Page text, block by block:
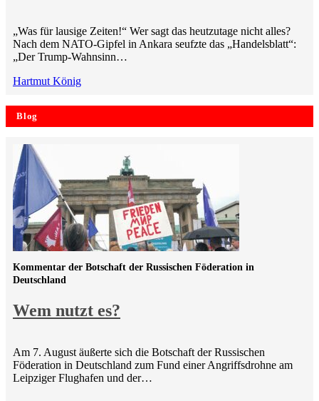
„Was für lausige Zeiten!“ Wer sagt das heutzutage nicht alles?
Nach dem NATO-Gipfel in Ankara seufzte das „Handelsblatt“:
„Der Trump-Wahnsinn…
Hartmut König
Blog
Wem nutzt es?
Kommentar der Botschaft der Russischen Föderation in
Deutschland
Am 7. August äußerte sich die Botschaft der Russischen
Föderation in Deutschland zum Fund einer Angriffsdrohne am
Leipziger Flughafen und der…